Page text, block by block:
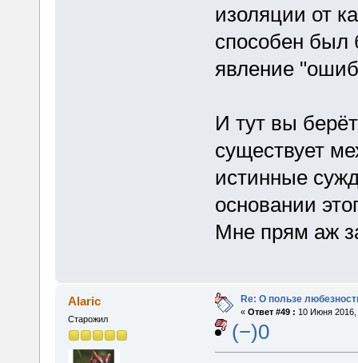
изоляции от
способен был
явление
И тут вы
существует
истинные
основании
Мне прям аж
Alaric
Старожил
Re: О пользе
« Ответ #49 : 10 Июня 2016,
(−)0